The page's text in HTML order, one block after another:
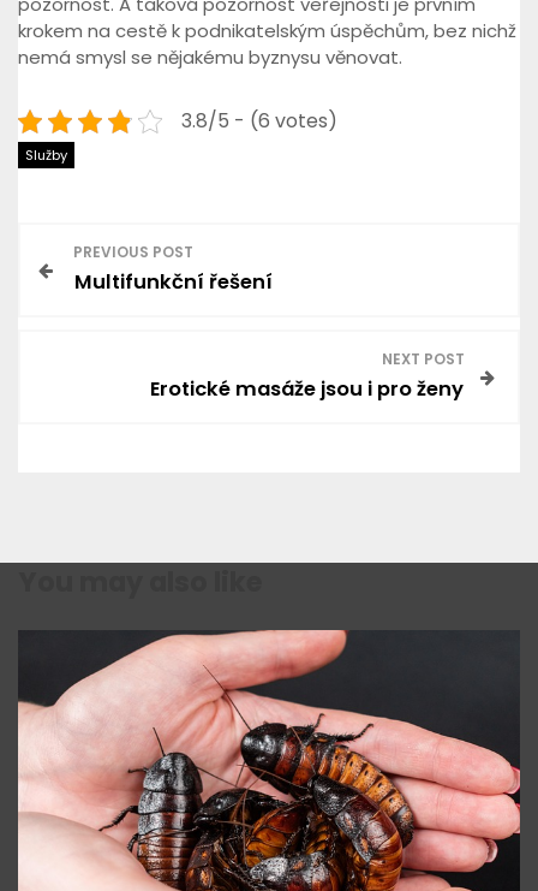
krokem na cestě k podnikatelským úspěchům, bez nichž
nemá smysl se nějakému byznysu věnovat.
3.8/5 - (6 votes)
Služby
c
e
r
o
p
PREVIOUS POST
Multifunkční řešení
NEXT POST
Erotické masáže jsou i pro ženy